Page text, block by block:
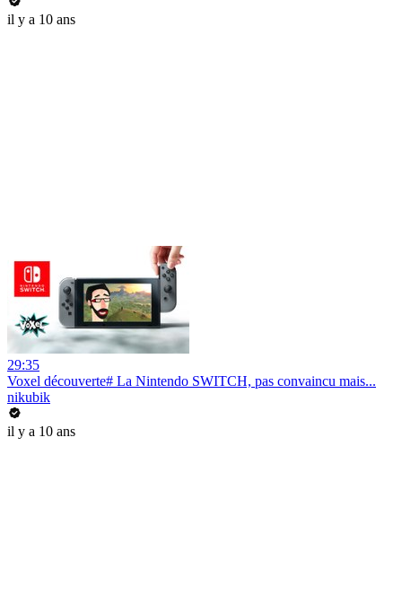
il y a 10 ans
29:35
Voxel découverte# La Nintendo SWITCH, pas convaincu mais...
nikubik
il y a 10 ans